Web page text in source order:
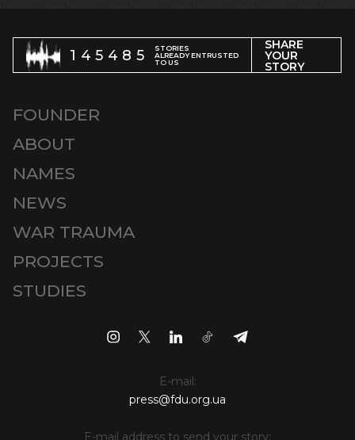
145485
STORIES
ALREADY ENTRUSTED
TO US
SHARE
YOUR
STORY
FOUNDER
ABOUT
NAMES
NEWS
WAR TRAUMA
PROJECTS
STUDIES
E-mail:
press@fdu.org.ua